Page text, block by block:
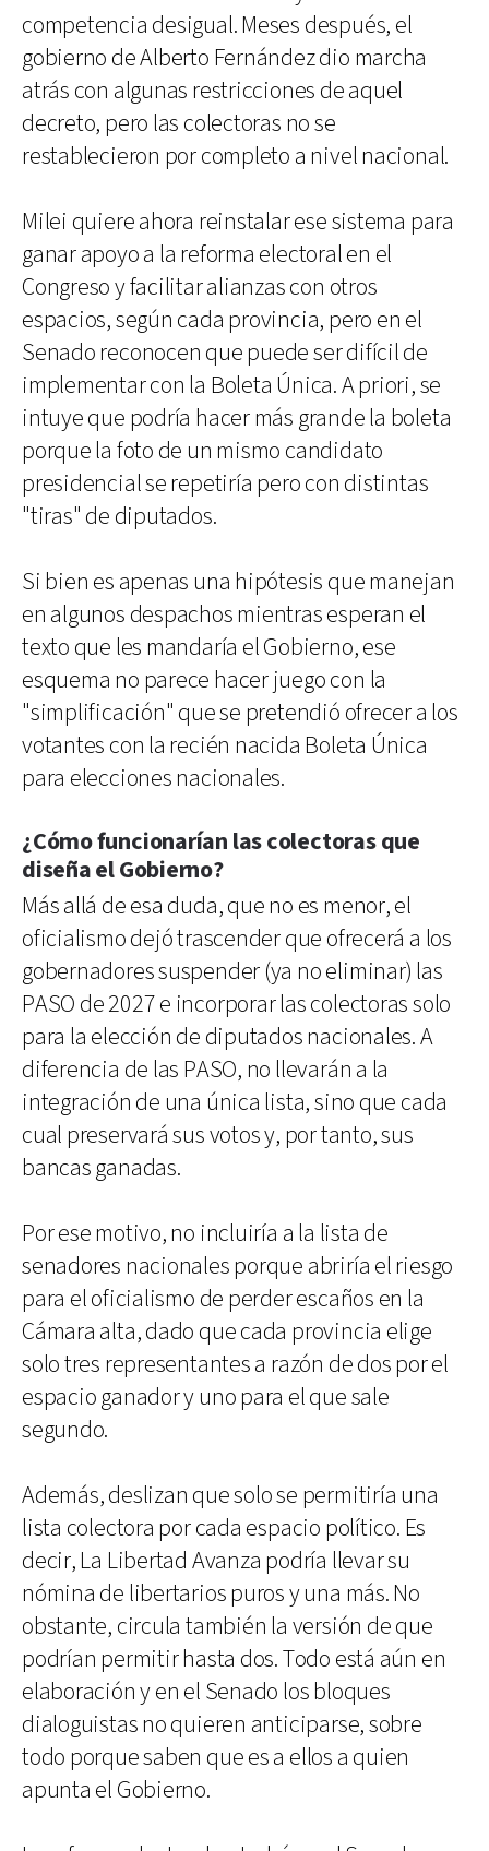
competencia desigual. Meses después, el
gobierno de Alberto Fernández dio marcha
atrás con algunas restricciones de aquel
decreto, pero las colectoras no se
restablecieron por completo a nivel nacional.
Milei quiere ahora reinstalar ese sistema para
ganar apoyo a la reforma electoral en el
Congreso y facilitar alianzas con otros
espacios, según cada provincia, pero en el
Senado reconocen que puede ser difícil de
implementar con la Boleta Única. A priori, se
intuye que podría hacer más grande la boleta
porque la foto de un mismo candidato
presidencial se repetiría pero con distintas
"tiras" de diputados.
Si bien es apenas una hipótesis que manejan
en algunos despachos mientras esperan el
texto que les mandaría el Gobierno, ese
esquema no parece hacer juego con la
"simplificación" que se pretendió ofrecer a los
votantes con la recién nacida Boleta Única
para elecciones nacionales.
¿Cómo funcionarían las colectoras que
diseña el Gobierno?
Más allá de esa duda, que no es menor, el
oficialismo dejó trascender que ofrecerá a los
gobernadores suspender (ya no eliminar) las
PASO de 2027 e incorporar las colectoras solo
para la elección de diputados nacionales. A
diferencia de las PASO, no llevarán a la
integración de una única lista, sino que cada
cual preservará sus votos y, por tanto, sus
bancas ganadas.
Por ese motivo, no incluiría a la lista de
senadores nacionales porque abriría el riesgo
para el oficialismo de perder escaños en la
Cámara alta, dado que cada provincia elige
solo tres representantes a razón de dos por el
espacio ganador y uno para el que sale
segundo.
Además, deslizan que solo se permitiría una
lista colectora por cada espacio político. Es
decir, La Libertad Avanza podría llevar su
nómina de libertarios puros y una más. No
obstante, circula también la versión de que
podrían permitir hasta dos. Todo está aún en
elaboración y en el Senado los bloques
dialoguistas no quieren anticiparse, sobre
todo porque saben que es a ellos a quien
apunta el Gobierno.